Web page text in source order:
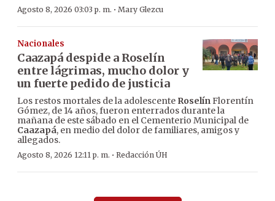
Agosto 8, 2026 03:03 p. m. · Mary Glezcu
Nacionales
Caazapá despide a Roselín
entre lágrimas, mucho dolor y
un fuerte pedido de justicia
Los restos mortales de la adolescente RoselínFlorentín
Gómez, de 14 años, fueron enterrados durante la
mañana de este sábado en el Cementerio Municipal de
Caazapá, en medio del dolor de familiares, amigos y
allegados.
Agosto 8, 2026 12:11 p. m. · Redacción ÚH